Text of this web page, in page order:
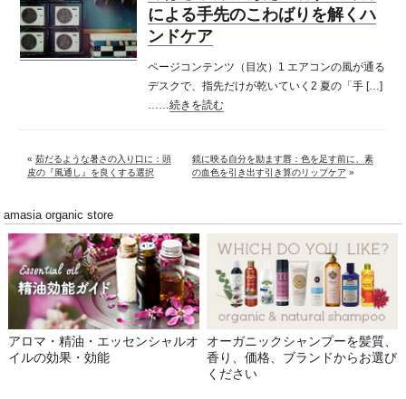
による手先のこわばりを解くハ
ンドケア
ページコンテンツ（目次）1 エアコンの風が通る
デスクで、指先だけが乾いていく2 夏の「手 […]
……続きを読む
«茹だるような暑さの入り口に：頭
皮の『風通し』を良くする選択
鏡に映る自分を励ます唇：色を足す前に、素
の血色を引き出す引き算のリップケア »
amasia organic store
アロマ・精油・エッセンシャルオ
イルの効果・効能
オーガニックシャンプーを髪質、
香り、価格、ブランドからお選び
ください